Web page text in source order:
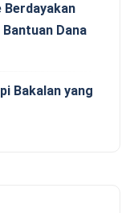
Berdayakan
Dana
Bakalan yang